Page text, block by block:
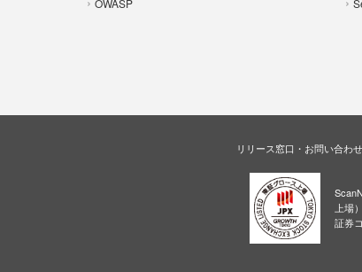
リリース窓口・お問い合わせ
上場
証券